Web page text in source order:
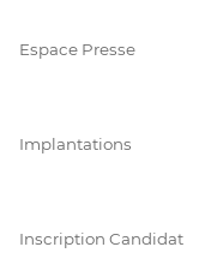
Espace Presse
Implantations
Inscription Candidat